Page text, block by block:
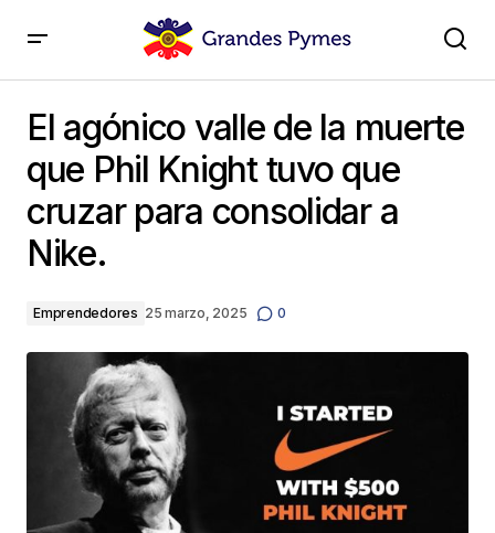
cruzar para consolidar a Nike.
El agónico valle de la muerte
que Phil Knight tuvo que
cruzar para consolidar a
Nike.
Emprendedores 25 marzo, 2025 0